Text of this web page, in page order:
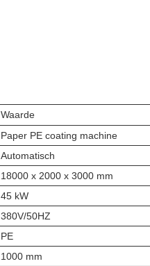
Waarde
Paper PE coating machine
Automatisch
18000 x 2000 x 3000 mm
45 kW
380V/50HZ
PE
1000 mm